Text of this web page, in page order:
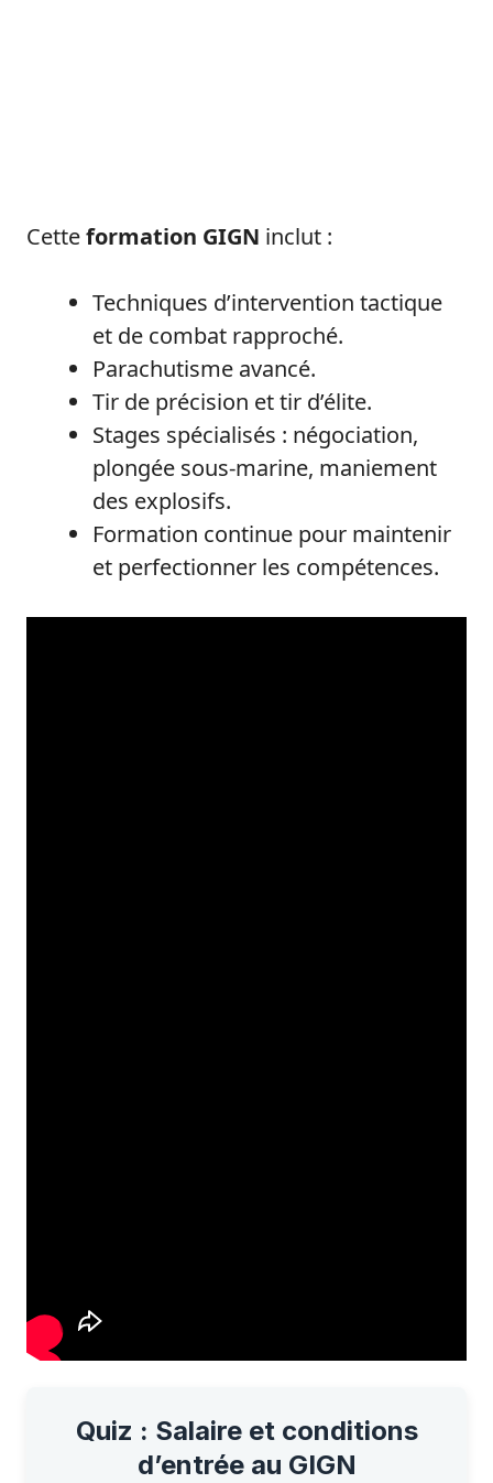
Cetteformation GIGN inclut :
Techniques d’intervention tactique
et de combat rapproché.
Parachutisme avancé.
Tir de précision et tir d’élite.
Stages spécialisés : négociation,
plongée sous-marine, maniement
des explosifs.
Formation continue pour maintenir
et perfectionner les compétences.
Quiz : Salaire et conditions
d’entrée au GIGN